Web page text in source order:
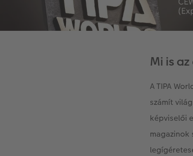
Mi is
A TIPA
számít
képviselői
magazinok